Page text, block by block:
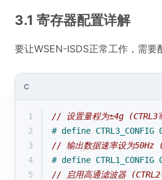
3.1 寄存器配置详解
要让WSEN-ISDS正常工作，需要
C
1
// 设置量程为±4g (CTRL3
2
# define
3
// 输出数据速率设为50Hz
4
# define
5
// 启用高通滤波器 (CTRL2